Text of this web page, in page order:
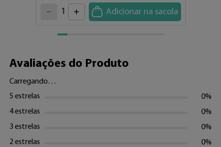
1 Adicionar na sacola
Avaliações do Produto
Carregando…
5 estrelas
0%
4 estrelas
0%
3 estrelas
0%
2 estrelas
0%